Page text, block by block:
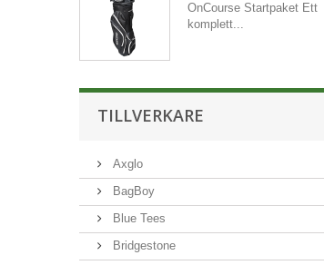
OnCourse Startpaket Ett
komplett...
TILLVERKARE
Axglo
BagBoy
Blue Tees
Bridgestone